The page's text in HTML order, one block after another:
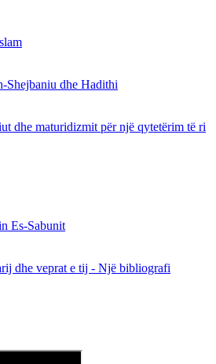
Shejbaniu dhe Hadithi
dhe maturidizmit për një qytetërim të ri
Es-Sabunit
dhe veprat e tij - Një bibliografi